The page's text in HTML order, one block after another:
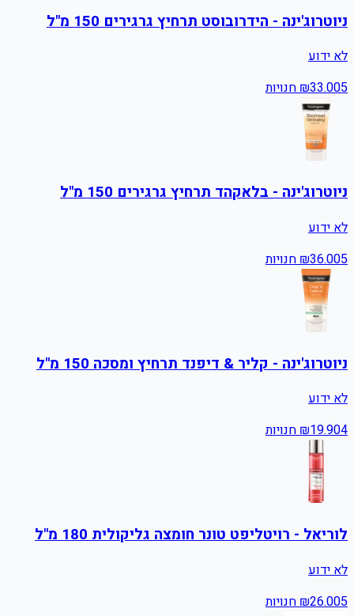
ניוטרוג'ינה - הידרובוסט תרחיץ גרגירים 150 מ"ל
לא ידוע
₪33.005 חנויות
ניוטרוג'ינה - בלאקהד תרחיץ גרגירים 150 מ"ל
לא ידוע
₪36.005 חנויות
ניוטרוג'ינה - קליר & דיפנד תרחיץ ומסכה 150 מ"ל
לא ידוע
₪19.904 חנויות
לוריאל - רויטליפט טונר חומצה גליקולית 180 מ"ל
לא ידוע
₪26.005 חנויות